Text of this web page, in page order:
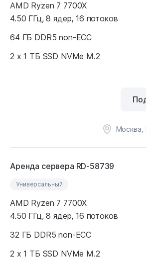
AMD Ryzen 7 7700X
4.50 ГГц, 8 ядер, 16 потоков
64 ГБ DDR5 non-ECC
2 x 1 ТБ SSD NVMe M.2
Москва,
Аренда сервера RD-58739
Универсальный
AMD Ryzen 7 7700X
4.50 ГГц, 8 ядер, 16 потоков
32 ГБ DDR5 non-ECC
2 x 1 ТБ SSD NVMe M.2